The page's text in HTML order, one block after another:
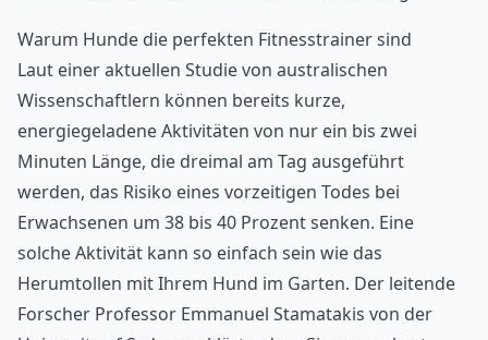
Warum Hunde die perfekten Fitnesstrainer sind
Laut einer aktuellen Studie von australischen
Wissenschaftlern können bereits kurze,
energiegeladene Aktivitäten von nur ein bis zwei
Minuten Länge, die dreimal am Tag ausgeführt
werden, das Risiko eines vorzeitigen Todes bei
Erwachsenen um 38 bis 40 Prozent senken. Eine
solche Aktivität kann so einfach sein wie das
Herumtollen mit Ihrem Hund im Garten. Der leitende
Forscher Professor Emmanuel Stamatakis von der